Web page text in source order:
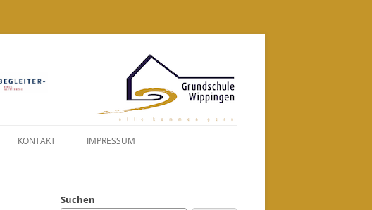
KONTAKT IMPRESSUM
Suchen